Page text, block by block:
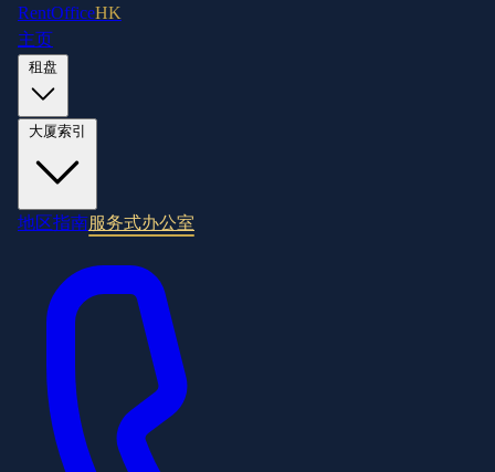
RentOfficeHK
主页
地区指南服务式办公室